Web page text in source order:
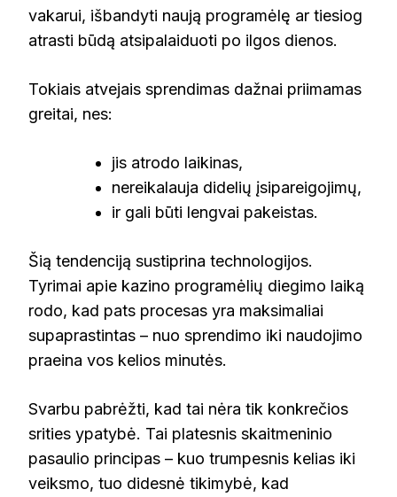
vakarui, išbandyti naują programėlę ar tiesiog
atrasti būdą atsipalaiduoti po ilgos dienos.
Tokiais atvejais sprendimas dažnai priimamas
greitai, nes:
jis atrodo laikinas,
nereikalauja didelių įsipareigojimų,
ir gali būti lengvai pakeistas.
Šią tendenciją sustiprina technologijos.
Tyrimai apie kazino programėlių diegimo laiką
rodo, kad pats procesas yra maksimaliai
supaprastintas – nuo sprendimo iki naudojimo
praeina vos kelios minutės.
Svarbu pabrėžti, kad tai nėra tik konkrečios
srities ypatybė. Tai platesnis skaitmeninio
pasaulio principas – kuo trumpesnis kelias iki
veiksmo, tuo didesnė tikimybė, kad